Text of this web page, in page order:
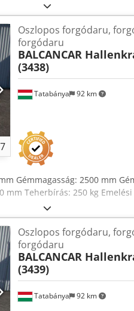
7
Tatabánya 92 km
Oszlopos forgódaru,
forgódaru
BALCANCAR
(3438)
Gémmagasság: 2500 mm
mm Teherbírás: 250 kg
Tatabánya 92 km
Oszlopos forgódaru,
forgódaru
BALCANCAR
(3439)